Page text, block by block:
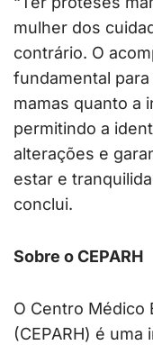
mulher dos
contrário. O
fundamental
mamas quanto a
permitindo a
alterações e
estar e
conclui.
Sobre o CEPARH
O Centro Médico
(CEPARH) é